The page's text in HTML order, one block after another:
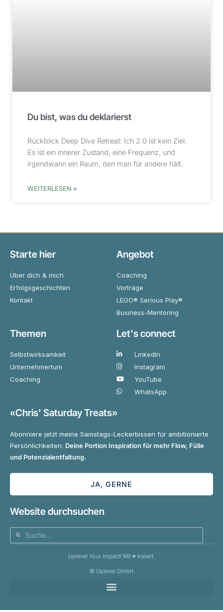
Du bist, was du deklarierst
Rückblick Deep Dive Retreat: Ich 2.0 ist kein Ziel.
Es ist ein innerer Zustand, eine Frequenz, und
irgendwann ein Raum, den man für andere hält.
WEITERLESEN »
Starte hier
Über dich & mich
Erfolgsgeschichten
Kontakt
Angebot
Coaching
Vorträge
LEGO® Serious Play®
Business-Mentoring
Themen
Selbstwirksamkeit
Unternehmertum
Coaching
Let's connect
LinkedIn
Instagram
YouTube
WhatsApp
«Chris' Saturday Treats»
Abonniere jetzt meine Samstags-Leckerbissen für ambitionierte
Persönlichkeiten: Deine Portion Inspiration für mehr Flow, Fülle
und Potenzialentfaltung.
JA, GERNE
Website durchsuchen
Uplevel Your Impact! Mit ♥️ kreiert.
© Uplevel GmbH